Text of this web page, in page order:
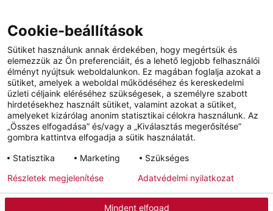
Viszonteladót keres az Ön közelében? Nem probléma.
Impresszum Adatvédelem Hírlevél
YouTube Facebook
Cookie-beállítások
Sütiket használunk annak érdekében, hogy megértsük és
elemezzük az Ön preferenciáit, és a lehető legjobb felhasználói
élményt nyújtsuk weboldalunkon. Ez magában foglalja azokat a
sütiket, amelyek a weboldal működéséhez és kereskedelmi
üzleti céljaink eléréséhez szükségesek, a személyre szabott
hirdetésekhez használt sütiket, valamint azokat a sütiket,
amelyeket kizárólag anonim statisztikai célokra használunk. Az
„Összes elfogadása” és/vagy a „Kiválasztás megerősítése”
gombra kattintva elfogadja a sütik használatát.
Statisztika
Marketing Szükséges
Mindent elfogad
Részletek megjelenítése Adatvédelmi nyilatkozat